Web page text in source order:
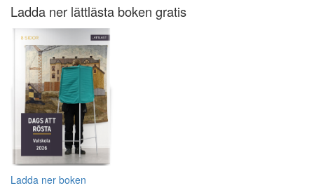
Ladda ner lättlästa boken gratis
Ladda ner boken